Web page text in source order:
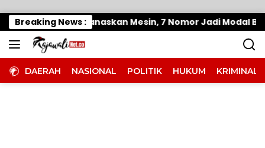
Breaking News :
Parigi Moutong Panaskan Mesin, 7 Nomor Jadi Modal Bidik
DAERAH NASIONAL POLITIK HUKUM KRIMINAL